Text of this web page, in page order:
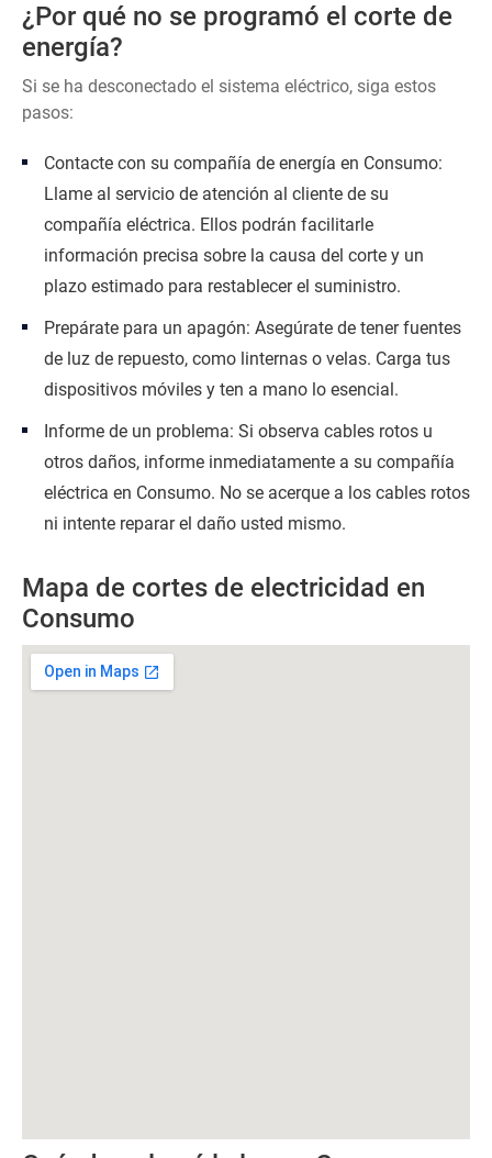
¿Por qué no se programó el corte de
energía?
Si se ha desconectado el sistema eléctrico, siga estos
pasos:
Contacte con su compañía de energía en Consumo:
Llame al servicio de atención al cliente de su
compañía eléctrica. Ellos podrán facilitarle
información precisa sobre la causa del corte y un
plazo estimado para restablecer el suministro.
Prepárate para un apagón: Asegúrate de tener fuentes
de luz de repuesto, como linternas o velas. Carga tus
dispositivos móviles y ten a mano lo esencial.
Informe de un problema: Si observa cables rotos u
otros daños, informe inmediatamente a su compañía
eléctrica en Consumo. No se acerque a los cables rotos
ni intente reparar el daño usted mismo.
Mapa de cortes de electricidad en
Consumo